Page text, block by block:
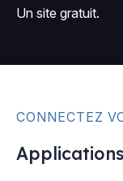
Un site gratuit.
CONNECTEZ